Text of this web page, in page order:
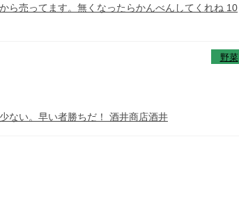
ら売ってます。無くなったらかんべんしてくれね 10
野菜
ない。早い者勝ちだ！ 酒井商店酒井